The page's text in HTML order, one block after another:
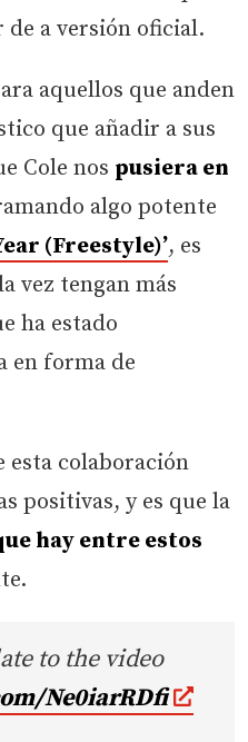
a versión oficial.
aquellos que anden
que añadir a sus
Cole nos pusiera en
algo potente
(Freestyle)’, es
vez tengan más
ha estado
en forma de
esta colaboración
positivas, y es que la
hay entre estos
to the video
Ne0iarRDfi